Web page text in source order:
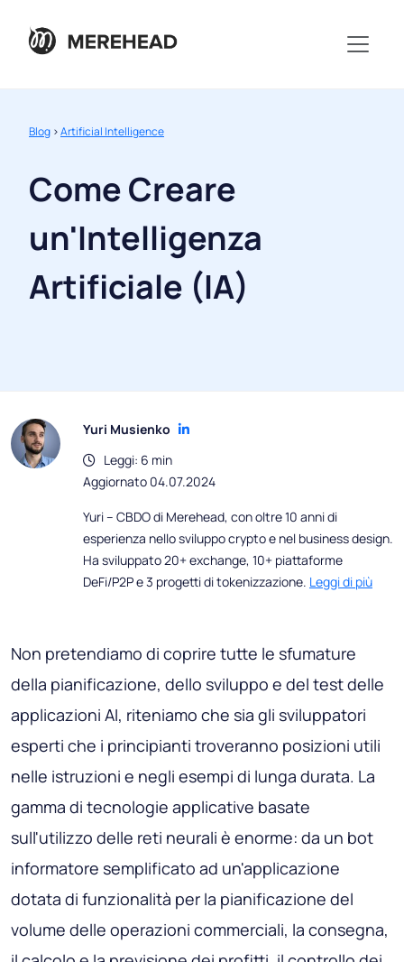
Blog >Artificial Intelligence
Come Creare
un'Intelligenza
Artificiale (IA)
Yuri Musienko
Leggi: 6 min
Aggiornato 04.07.2024
Yuri – CBDO di Merehead, con oltre 10 anni di
esperienza nello sviluppo crypto e nel business design.
Ha sviluppato 20+ exchange, 10+ piattaforme
DeFi/P2P e 3 progetti di tokenizzazione. Leggi di più
Non pretendiamo di coprire tutte le sfumature
della pianificazione, dello sviluppo e del test delle
applicazioni AI, riteniamo che sia gli sviluppatori
esperti che i principianti troveranno posizioni utili
nelle istruzioni e negli esempi di lunga durata. La
gamma di tecnologie applicative basate
sull'utilizzo delle reti neurali è enorme: da un bot
informatore semplificato ad un'applicazione
dotata di funzionalità per la pianificazione del
volume delle operazioni commerciali, la consegna,